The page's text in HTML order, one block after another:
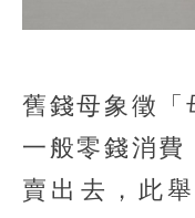
舊錢母象徵「
一般零錢消費
賣出去，此